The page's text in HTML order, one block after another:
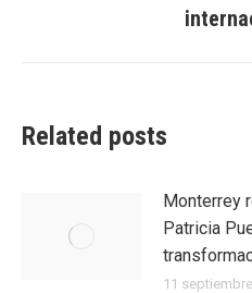
Related posts
Monterrey
Patricia
11